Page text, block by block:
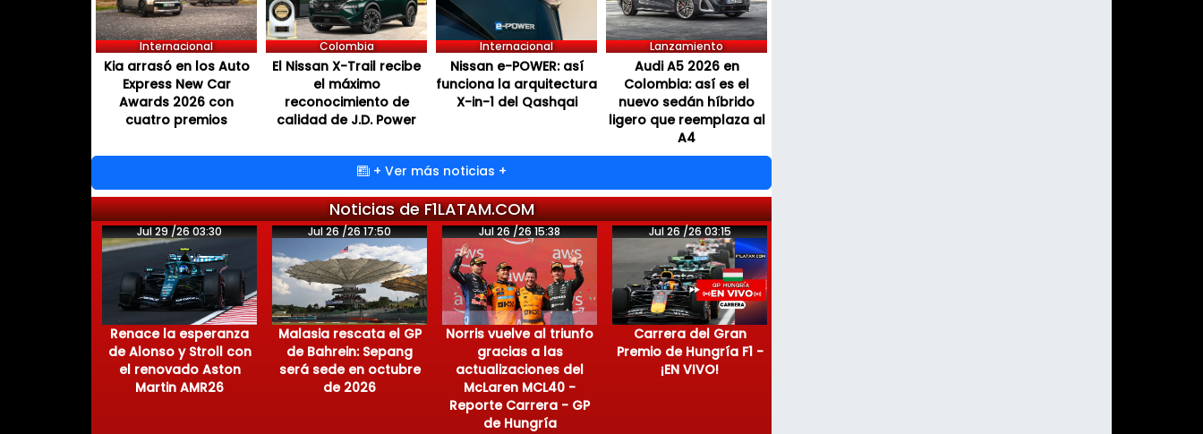
Internacional
Kia arrasó en los Auto
Express New Car
Awards 2026 con
cuatro premios
Colombia
El Nissan X-Trail recibe
el máximo
reconocimiento de
calidad de J.D. Power
Internacional
Nissan e-POWER: así
funciona la arquitectura
X-in-1 del Qashqai
Lanzamiento
Audi A5 2026 en
Colombia: así es el
nuevo sedán híbrido
ligero que reemplaza al
A4
+ Ver más noticias +
Noticias de F1LATAM.COM
Jul 29 /26 03:30
Renace la esperanza
de Alonso y Stroll con
el renovado Aston
Martin AMR26
Jul 26 /26 17:50
Malasia rescata el GP
de Bahrein: Sepang
será sede en octubre
de 2026
Jul 26 /26 15:38
Norris vuelve al triunfo
gracias a las
actualizaciones del
McLaren MCL40 -
Reporte Carrera - GP
de Hungría
Jul 26 /26 03:15
Carrera del Gran
Premio de Hungría F1 -
¡EN VIVO!